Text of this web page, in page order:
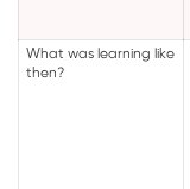
What was learning like
then?